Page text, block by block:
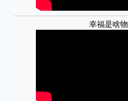
幸福是啥物